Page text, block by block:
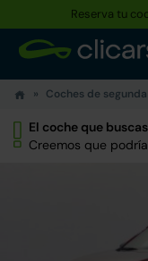
Reserva tu
Coches de
El coche que
Creemos que